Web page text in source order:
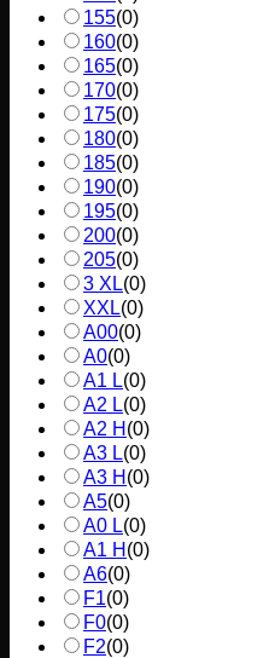
155(0)
160(0)
165(0)
170(0)
175(0)
180(0)
185(0)
190(0)
195(0)
200(0)
205(0)
3 XL(0)
XXL(0)
A00(0)
A0(0)
A1 L(0)
A2 L(0)
A2 H (0)
A3 L(0)
A3 H (0)
A5(0)
A0 L(0)
A1 H (0)
A6(0)
F1(0)
F0(0)
F2(0)